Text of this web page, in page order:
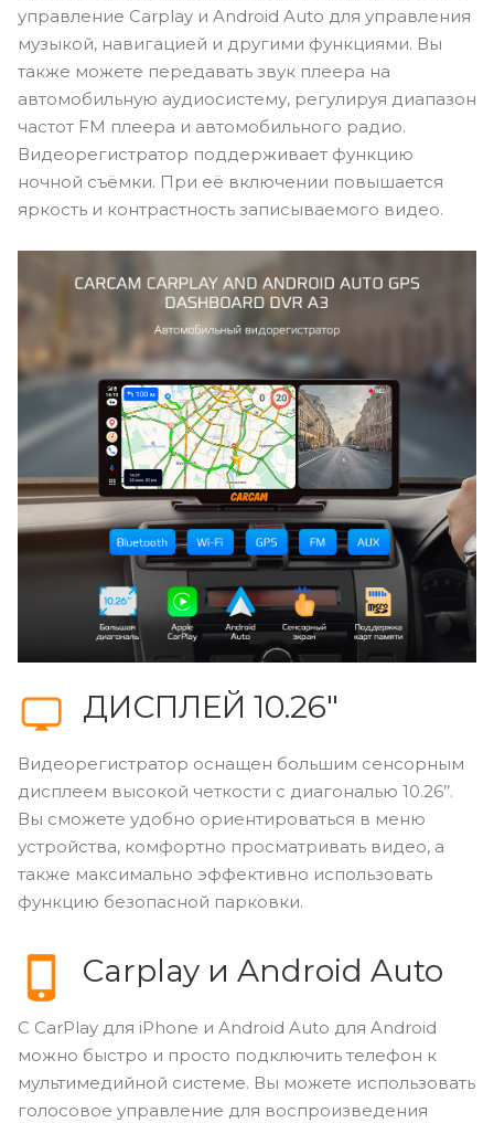
управление Carplay и Android Auto для управления
музыкой, навигацией и другими функциями. Вы
также можете передавать звук плеера на
автомобильную аудиосистему, регулируя диапазон
частот FM плеера и автомобильного радио.
Видеорегистратор поддерживает функцию
ночной съёмки. При её включении повышается
яркость и контрастность записываемого видео.
ДИСПЛЕЙ 10.26″
Видеорегистратор оснащен большим сенсорным
дисплеем высокой четкости c диагональю 10.26’’.
Вы сможете удобно ориентироваться в меню
устройства, комфортно просматривать видео, а
также максимально эффективно использовать
функцию безопасной парковки.
Carplay и Android Auto
С CarPlay для iPhone и Android Auto для Android
можно быстро и просто подключить телефон к
мультимедийной системе. Вы можете использовать
голосовое управление для воспроизведения